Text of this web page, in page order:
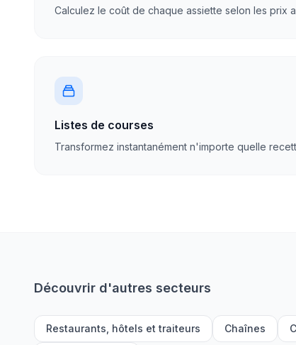
Calculez le coût de chaque assiette selon les prix
Listes de courses
Transformez instantanément n'importe quelle
Découvrir d'autres secteurs
Restaurants, hôtels et traiteurs Chaînes